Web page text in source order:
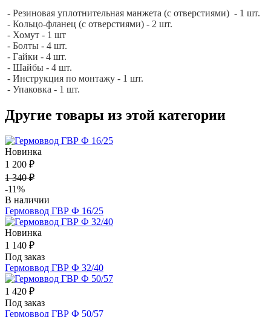
- Резиновая уплотнительная манжета (с отверстиями) - 1 шт.
- Кольцо-фланец (с отверстиями) - 2 шт.
- Хомут - 1 шт
- Болты - 4 шт.
- Гайки - 4 шт.
- Шайбы - 4 шт.
- Инструкция по монтажу - 1 шт.
- Упаковка - 1 шт.
Другие товары из этой категории
Новинка
1 200 ₽
1 340 ₽
-11%
В наличии
Гермоввод ГВР Ф 16/25
Новинка
1 140 ₽
Под заказ
Гермоввод ГВР Ф 32/40
1 420 ₽
Под заказ
Гермоввод ГВР Ф 50/57